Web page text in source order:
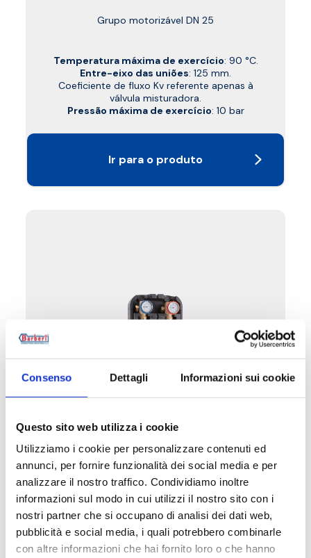
Consenso Dettagli Informazioni sui cookie
Questo sito web utilizza i cookie
Utilizziamo i cookie per personalizzare contenuti ed
annunci, per fornire funzionalità dei social media e per
analizzare il nostro traffico. Condividiamo inoltre
informazioni sul modo in cui utilizzi il nostro sito con i
nostri partner che si occupano di analisi dei dati web,
pubblicità e social media, i quali potrebbero combinarle
con altre informazioni che hai fornito loro o che hanno
Grupo motorizável DN 25
Temperatura máxima de exercício: 90 °C.
Entre-eixo das uniões: 125 mm.
Coeficiente de fluxo Kv referente apenas à
válvula misturadora.
Pressão máxima de exercício: 10 bar
Ir para o produto
03G.DN25-05G.DN25
Grupo motorizável DN 25
Temperatura máxima de exercício: 90 °C.
Entre-eixo das uniões : 125 mm.
Coeficiente de fluxo Kv referente apenas à
válvula misturadora.
Pressão máxima de exercício: 10 bar